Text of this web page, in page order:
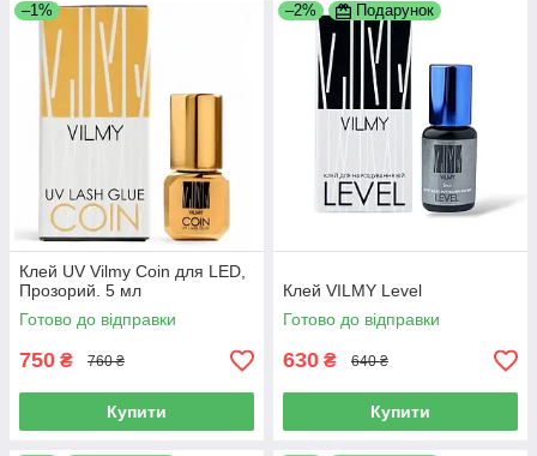
–1%
Клей UV Vilmy Coin для LED,
Прозорий. 5 мл
Готово до відправки
750 ₴ 760 ₴
Купити
–2% Подарунок
Клей VILMY Level
Готово до відправки
630 ₴ 640 ₴
Купити